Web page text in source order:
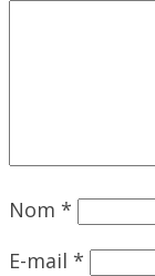
Nom *
E-mail *